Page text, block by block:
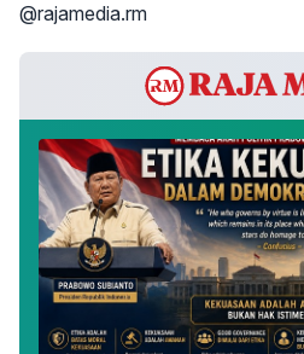
@rajamedia.rm